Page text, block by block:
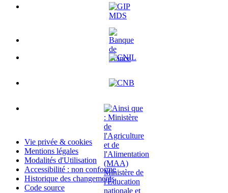
Vie privée & cookies
Mentions légales
Modalités d'Utilisation
Accessibilité : non conforme
Historique des changements
Code source